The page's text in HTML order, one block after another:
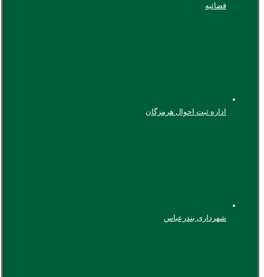
قضائیه
اداره ثبت احوال هرمزگان
شهرداری بندرعباس